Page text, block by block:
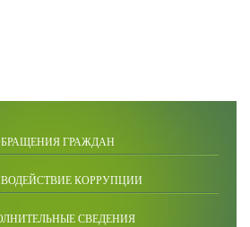
ГРАЖДАН
КОРРУПЦИИ
СВЕДЕНИЯ